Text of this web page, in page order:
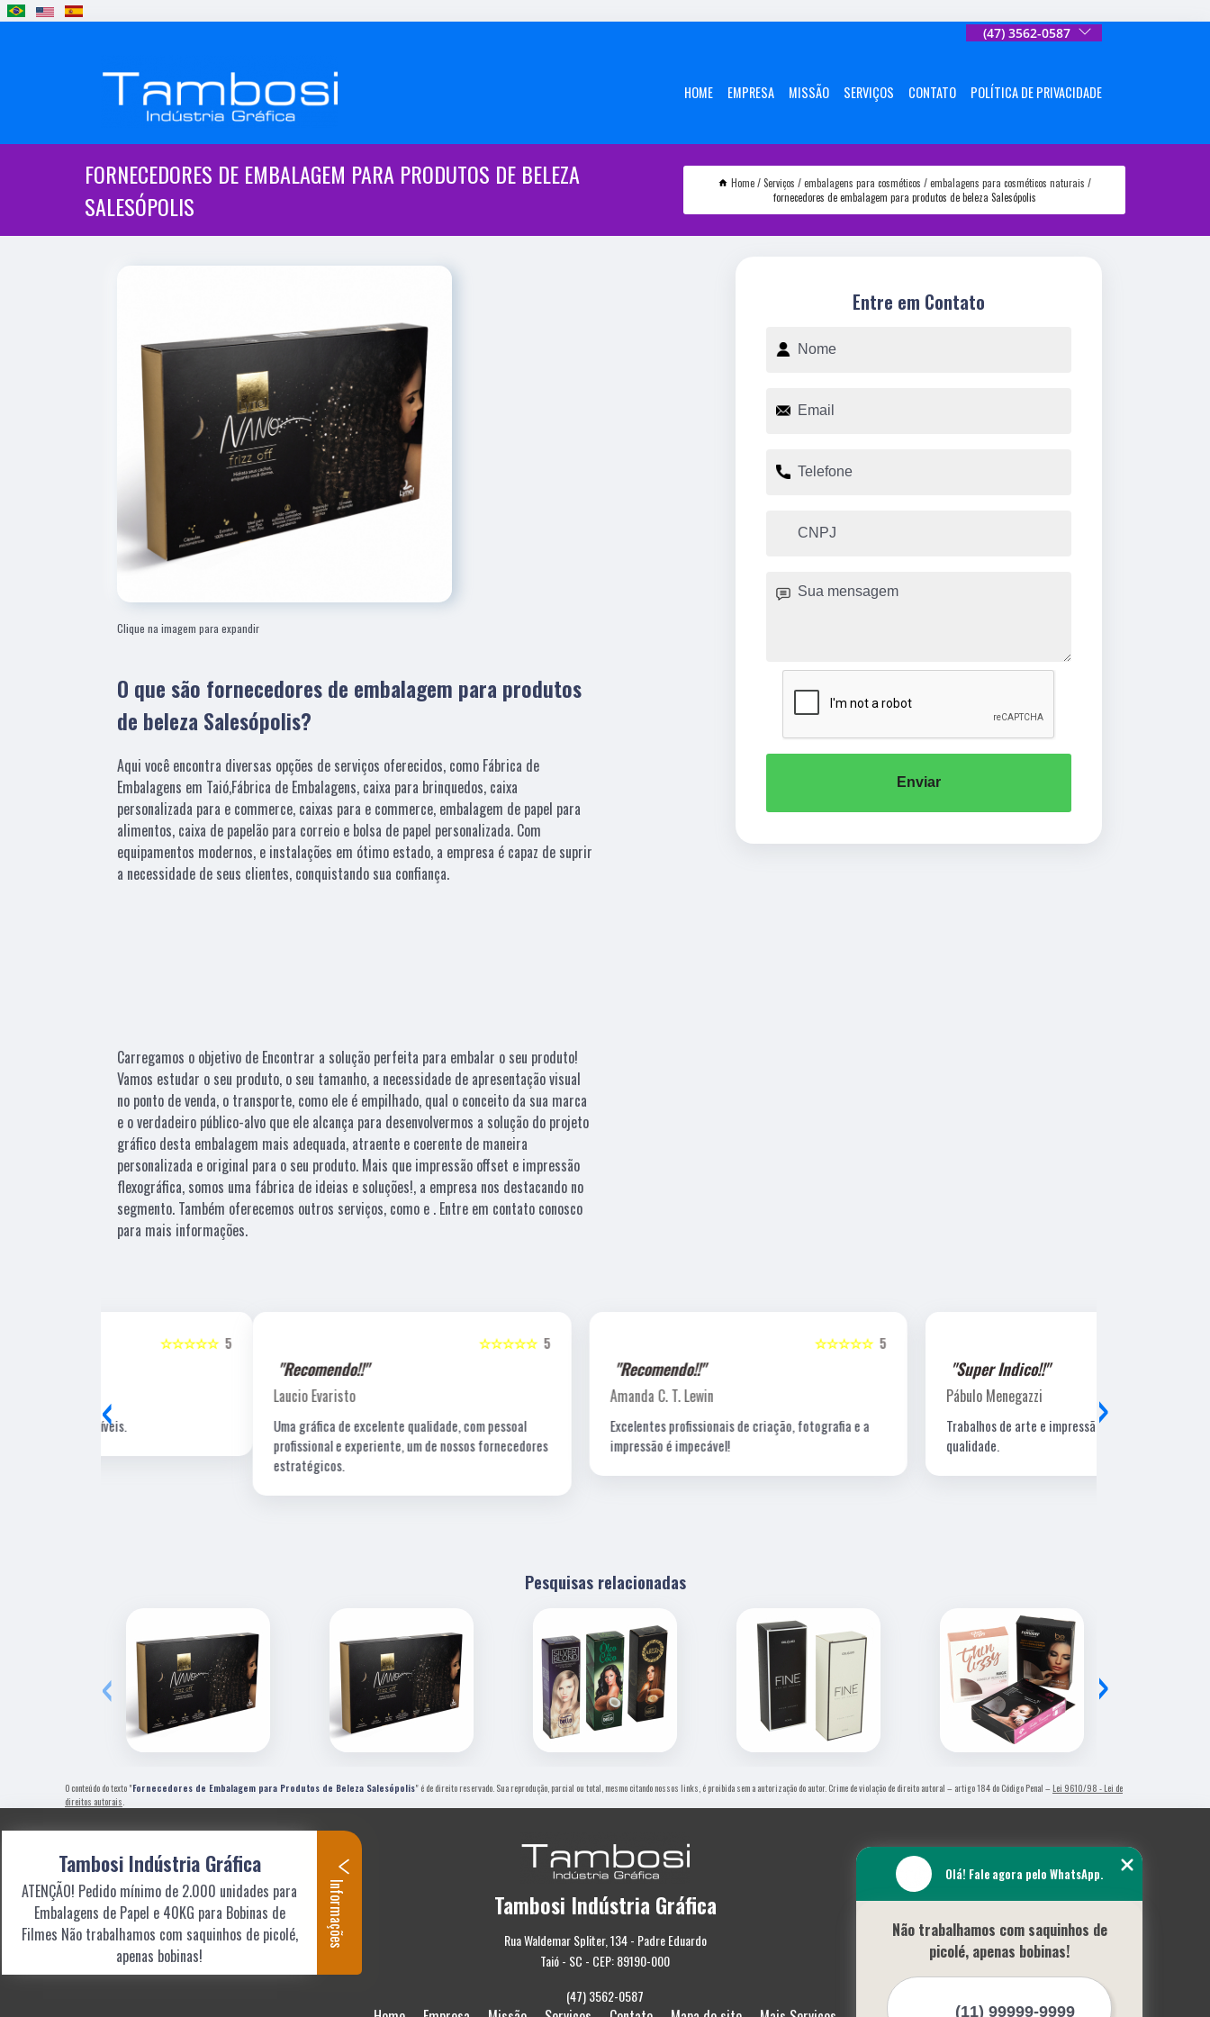
(47) 3562-0587
HOME EMPRESA MISSÃO SERVIÇOS CONTATO POLÍTICA DE PRIVACIDADE
FORNECEDORES DE EMBALAGEM PARA PRODUTOS DE BELEZA
SALESÓPOLIS
Home Serviços embalagens para cosméticos
embalagens para cosméticos naturais
fornecedores de embalagem para produtos de beleza Salesópolis
Clique na imagem para expandir
O que são fornecedores de embalagem para produtos
de beleza Salesópolis?
Aqui você encontra diversas opções de serviços oferecidos, como Fábrica de
Embalagens em Taió,Fábrica de Embalagens, caixa para brinquedos, caixa
personalizada para e commerce, caixas para e commerce, embalagem de papel para
alimentos, caixa de papelão para correio e bolsa de papel personalizada. Com
equipamentos modernos, e instalações em ótimo estado, a empresa é capaz de suprir
a necessidade de seus clientes, conquistando sua confiança.
Carregamos o objetivo de Encontrar a solução perfeita para embalar o seu produto!
Vamos estudar o seu produto, o seu tamanho, a necessidade de apresentação visual
no ponto de venda, o transporte, como ele é empilhado, qual o conceito da sua marca
e o verdadeiro público-alvo que ele alcança para desenvolvermos a solução do projeto
gráfico desta embalagem mais adequada, atraente e coerente de maneira
personalizada e original para o seu produto. Mais que impressão offset e impressão
flexográfica, somos uma fábrica de ideias e soluções!, a empresa nos destacando no
segmento. Também oferecemos outros serviços, como e . Entre em contato conosco
para mais informações.
Entre em Contato
Enviar
Uma gráfica de excelente qualidade, com pessoal
profissional e experiente, um de nossos fornecedores
Excelentes profissionais de criação, fotografia e a
impressão é impecável!
Trabalhos de arte e impressão de excelente
‹ ›
Pesquisas relacionadas
‹ ›
O conteúdo do texto "Fornecedores de Embalagem para Produtos de Beleza Salesópolis" é de direito reservado. Sua reprodução, parcial ou total, mesmo citando nossos links, é proibida sem a autorização do autor. Crime de violação de direito autoral – artigo 184 do Código Penal – Lei 9610/98 - Lei de
direitos autorais
Tambosi Indústria Gráfica
Rua Waldemar Spliter, 134 - Padre Eduardo
Taió - SC - CEP: 89190-000
(47) 3562-0587
Olá! Fale agora pelo WhatsApp.
Não trabalhamos com saquinhos de
picolé, apenas bobinas!
Tambosi Indústria Gráfica
ATENÇÃO! Pedido mínimo de 2.000 unidades para
Embalagens de Papel e 40KG para Bobinas de
Filmes Não trabalhamos com saquinhos de picolé,
apenas bobinas!
Informações